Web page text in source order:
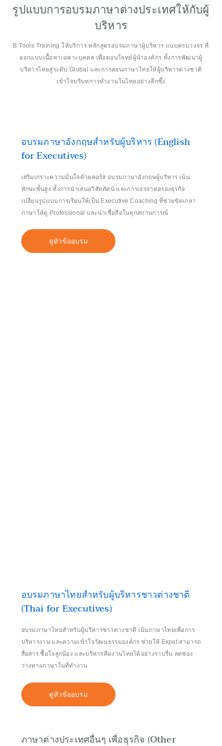
รูปแบบการอบรมภาษาต่างประเทศให้กับผู้
บริหาร
B Tools Training ให้บริการ หลักสูตรอบรมภาษาผู้บริหาร แบบครบวงจร ที่
ออกแบบเนื้อหาเฉพาะบุคคล เพื่อตอบโจทย์ผู้นำองค์กร ทั้งการพัฒนาผู้
บริหารไทยสู่ระดับ Global และการสอนภาษาไทยให้ผู้บริหารต่างชาติ
เข้าใจบริบทการทำงานในไทยอย่างลึกซึ้ง
อบรมภาษาอังกฤษสำหรับผู้บริหาร (English
for Executives)
เสริมเกราะความมั่นใจด้วยคอร์ส อบรมภาษาอังกฤษผู้บริหาร เน้น
ทักษะขั้นสูง ทั้งการนำเสนอวิสัยทัศน์ และการเจรจาต่อรองธุรกิจ
เปลี่ยนรูปแบบการเรียนให้เป็น Executive Coaching ที่ช่วยขัดเกลา
ภาษาให้ดู Professional และน่าเชื่อถือในทุกสถานการณ์
ดูหัวข้ออบรม
อบรมภาษาไทยสำหรับผู้บริหารชาวต่างชาติ
(Thai for Executives)
อบรมภาษาไทยสำหรับผู้บริหารชาวต่างชาติ เน้นภาษาไทยเพื่อการ
บริหารงาน และความเข้าใจวัฒนธรรมองค์กร ช่วยให้ Expat สามารถ
สื่อสาร ซื้อใจลูกน้อง และบริหารทีมงานไทยได้อย่างราบรื่น ลดช่อง
ว่างทางภาษาในที่ทำงาน
ดูหัวข้ออบรม
ภาษาต่างประเทศอื่นๆ เพื่อธุรกิจ (Other